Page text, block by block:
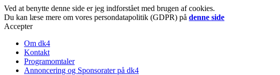
Ved at benytte denne side er jeg indforstået med brugen af cookies.
Du kan læse mere om vores persondatapolitik (GDPR) på denne side
Accepter
Om dk4
Kontakt
Programomtaler
Annoncering og Sponsorater på dk4